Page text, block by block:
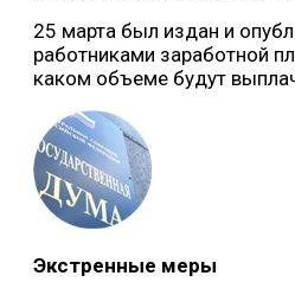
25 марта был издан и
работниками заработной
каком объеме будут
Экстренные меры